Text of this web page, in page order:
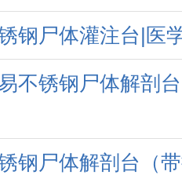
钢尸体灌注台|医
不锈钢尸体解剖
钢尸体解剖台（